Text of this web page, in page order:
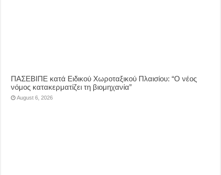
ΠΑΣΕΒΙΠΕ κατά Ειδικού Χωροταξικού Πλαισίου: “Ο νέος
νόμος κατακερματίζει τη βιομηχανία”
August 6, 2026